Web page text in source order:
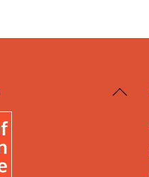
Back